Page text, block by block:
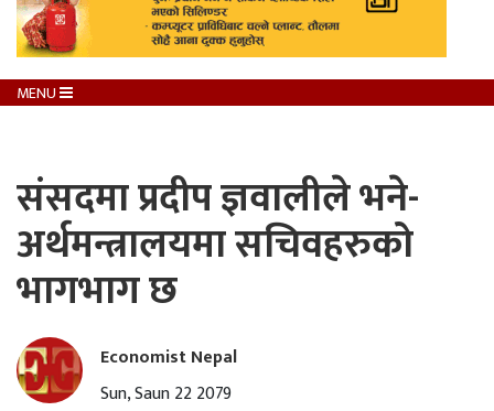
MENU
संसदमा प्रदीप ज्ञवालीले भने-
अर्थमन्त्रालयमा सचिवहरुको
भागभाग छ
Economist Nepal
Sun, Saun 22 2079